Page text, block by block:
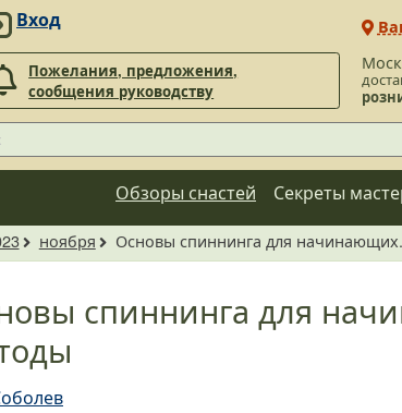
Вход
Пожелания, предложения,
сообщения руководству
Обзоры снастей Секреты
ноября Основы спиннинга для
спиннинга для